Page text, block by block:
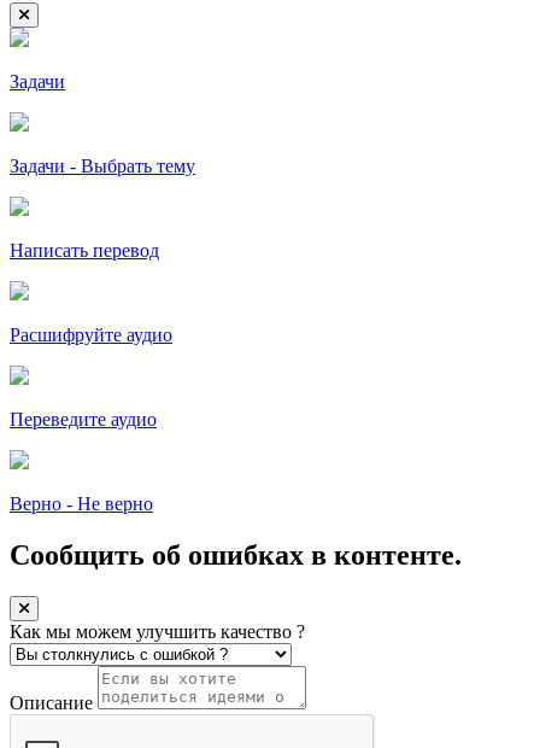
Задачи
Задачи - Выбрать тему
Написать перевод
Расшифруйте аудио
Переведите аудио
Верно - Не верно
Сообщить об ошибках в контенте.
Как мы можем улучшить качество ?
Описание